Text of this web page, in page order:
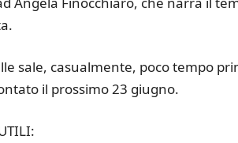
sale, casualmente, poco tempo
il prossimo 23 giugno.